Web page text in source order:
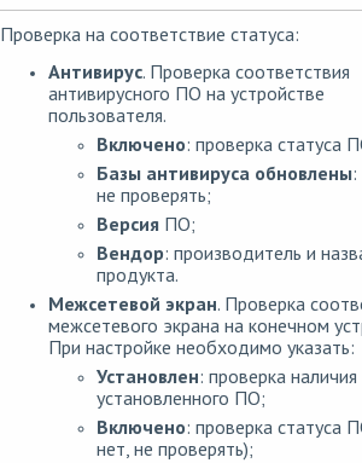
Проверка на соответствие статуса:
Антивирус. Проверка соответствия
антивирусного ПО на устройстве
пользователя.
Включено: проверка статуса
Базы антивируса обновлены:
не проверять;
Версия ПО;
Вендор: производитель и
продукта.
Межсетевой экран. Проверка
межсетевого экрана на конечном
При настройке необходимо указать:
Установлен: проверка наличия
установленного ПО;
Включено: проверка статуса
нет, не проверять);